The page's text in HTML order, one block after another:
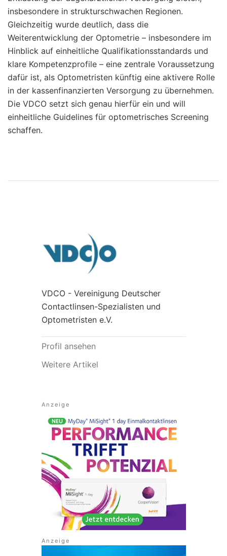
insbesondere in strukturschwachen Regionen.
Gleichzeitig wurde deutlich, dass die
Weiterentwicklung der Optometrie – insbesondere im
Hinblick auf einheitliche Qualifikationsstandards und
klare Kompetenzprofile – eine zentrale Voraussetzung
dafür ist, als Optometristen künftig eine aktivere Rolle
in der kassenfinanzierten Versorgung zu übernehmen.
Die VDCO setzt sich genau hierfür ein und will
einheitliche Guidelines für optometrisches Screening
schaffen.
VDCO - Vereinigung Deutscher
Contactlinsen-Spezialisten und
Optometristen e.V.
Profil ansehen
Weitere Artikel